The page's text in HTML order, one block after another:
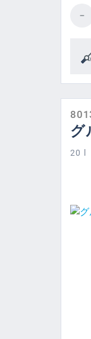
グ
20 l